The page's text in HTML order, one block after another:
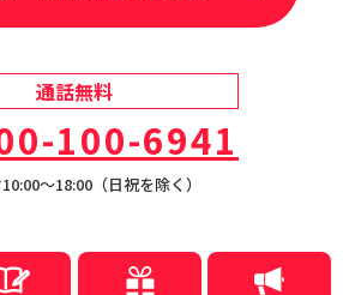
通話無料
100-6941
〜18:00（日祝を除く）